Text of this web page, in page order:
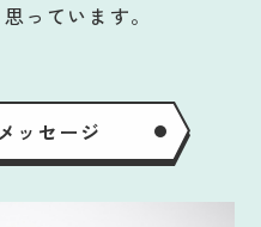
っています。
ッセージ